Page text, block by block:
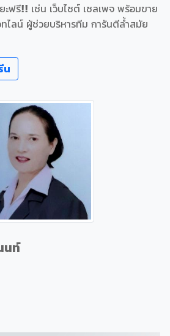
ะฟรี!! เช่น เว็บไซต์ เซลเพจ พร้อมขาย
ทไลน์ ผู้ช่วยบริหารทีม การันตีล้ำสมัย
น
นท์